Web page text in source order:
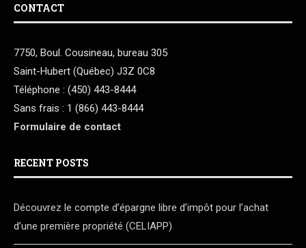
CONTACT
7750, Boul. Cousineau, bureau 305
Saint-Hubert (Québec) J3Z 0C8
Téléphone : (450) 443-8444
Sans frais : 1 (866) 443-8444
Formulaire de contact
RECENT POSTS
Découvrez le compte d’épargne libre d’impôt pour l’achat
d’une première propriété (CELIAPP)